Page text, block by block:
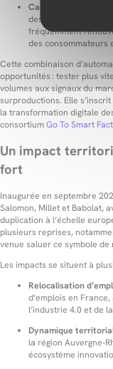
Capacité à produire
des volumes
fréquemment
des consommateurs
Cette combinaison
opportunités : tester plus
volumes aux signaux du
surproductions. Elle
la transformation digitale
consortiumGo To Smart
Un impact
fort
Inaugurée en septembre
Salomon, Millet et Babolat,
duplication à l’échelle
plusieurs reprises,
venue saluer ce symbole
Les impacts se situent à
Relocalisation
d’emplois en
l’industrie 4.0 et de
Dynamique
la région
écosystème